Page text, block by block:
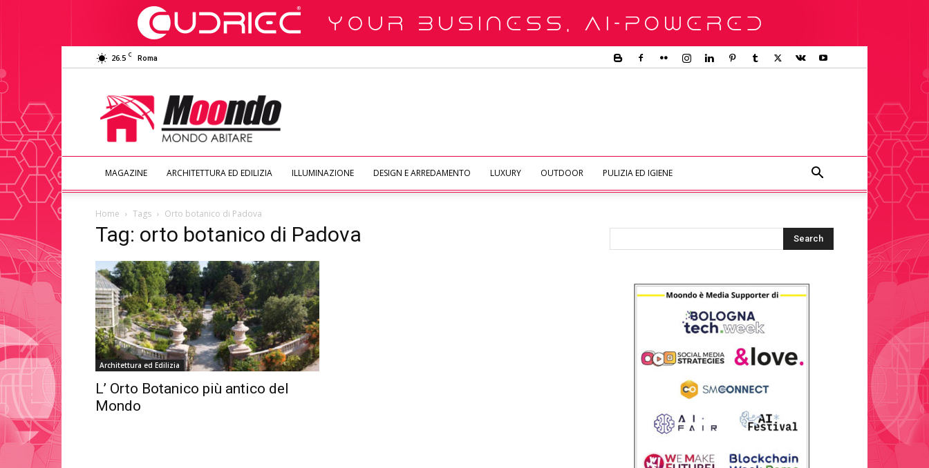
26.5 C Roma
Moondo
Abitare
MAGAZINE ARCHITETTURA ED EDILIZIA ILLUMINAZIONE DESIGN E ARREDAMENTO LUXURY OUTDOOR PULIZIA ED IGIENE
Home Tags Orto botanico di Padova
Tag: orto botanico di Padova
Architettura ed Edilizia
L’ Orto Botanico più antico del
Mondo